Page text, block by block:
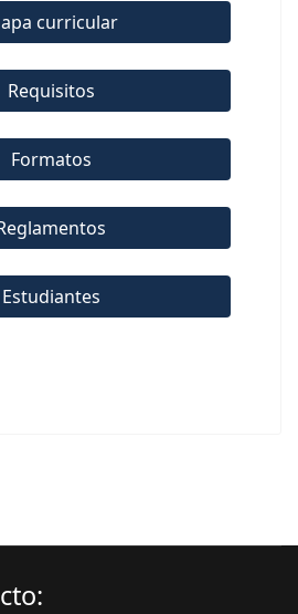
curricular
Requisitos
Formatos
Estudiantes